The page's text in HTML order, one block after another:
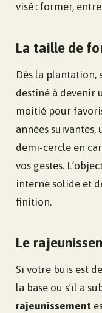
visé : former,
La taille de
Dès la plantation,
destiné à devenir
moitié pour
années
demi-cercle en
vos gestes.
interne solide et
finition.
Le
Si votre buis est
la base ou s’il a
rajeunissement